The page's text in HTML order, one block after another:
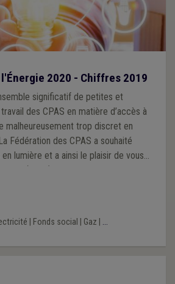
2020 - Chiffres 2019
significatif de petites et
des CPAS en matière d’accès à
malheureusement trop discret en
Fédération des CPAS a souhaité
lumière et a ainsi le plaisir de vous
(2019) de la Radioscopie énergie
Fonds social Gaz ...